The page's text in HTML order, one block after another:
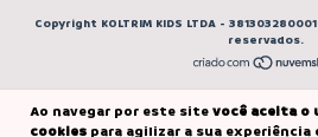
Ao navegar por este sitevocê aceita o
cookies para agilizar a sua experiência
Copyright KOLTRIM KIDS LTDA -
reservados.